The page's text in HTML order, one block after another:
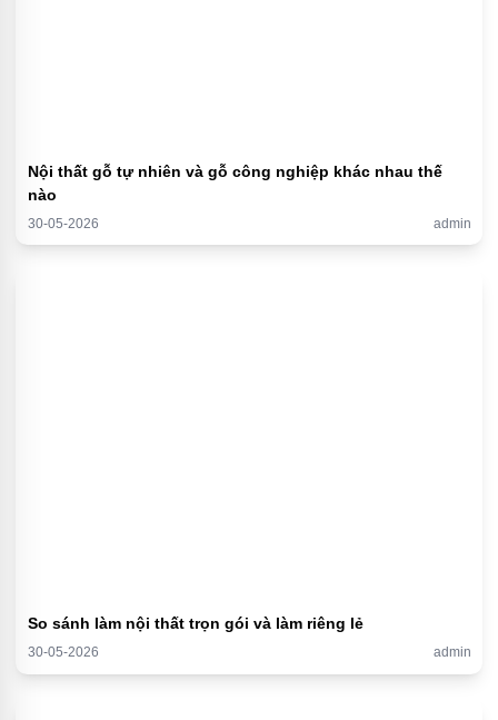
Nội thất gỗ tự nhiên và gỗ công nghiệp khác nhau thế
nào
30-05-2026 admin
So sánh làm nội thất trọn gói và làm riêng lẻ
30-05-2026 admin